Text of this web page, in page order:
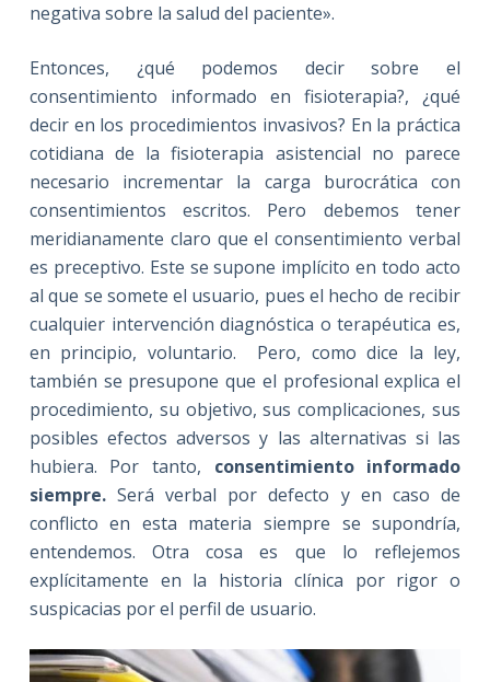
negativa sobre la salud del paciente».
Entonces, ¿qué podemos decir sobre el
consentimiento informado en fisioterapia?, ¿qué
decir en los procedimientos invasivos? En la práctica
cotidiana de la fisioterapia asistencial no parece
necesario incrementar la carga burocrática con
consentimientos escritos. Pero debemos tener
meridianamente claro que el consentimiento verbal
es preceptivo. Este se supone implícito en todo acto
al que se somete el usuario, pues el hecho de recibir
cualquier intervención diagnóstica o terapéutica es,
en principio, voluntario. Pero, como dice la ley,
también se presupone que el profesional explica el
procedimiento, su objetivo, sus complicaciones, sus
posibles efectos adversos y las alternativas si las
hubiera. Por tanto, consentimiento informado
siempre.Será verbal por defecto y en caso de
conflicto en esta materia siempre se supondría,
entendemos. Otra cosa es que lo reflejemos
explícitamente en la historia clínica por rigor o
suspicacias por el perfil de usuario.